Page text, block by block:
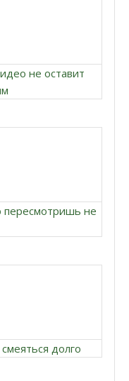
не оставит
пересмотришь не
долго